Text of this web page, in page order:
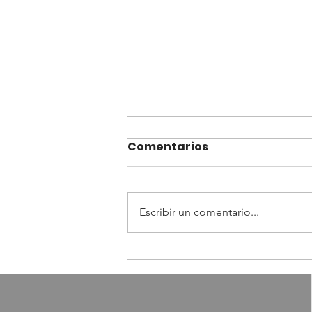
“LA MOTIVACIÓN TE
IMPULSA A EMPEZAR, LA
Comentarios
Escribir un comentario...